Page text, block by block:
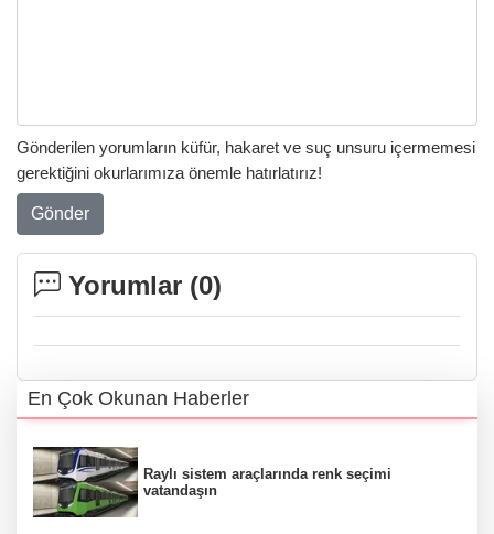
Gönderilen yorumların küfür, hakaret ve suç unsuru içermemesi
gerektiğini okurlarımıza önemle hatırlatırız!
Gönder
Yorumlar (0)
En Çok Okunan Haberler
Raylı sistem araçlarında renk seçimi
vatandaşın